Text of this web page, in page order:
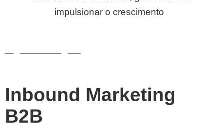
impulsionar o crescimento
Inbound Marketing
B2B